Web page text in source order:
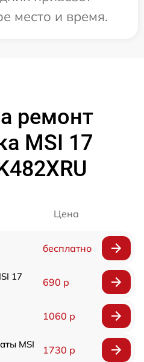
место и время.
ремонт
MSI 17
Цена
бесплатно
17
690 р
1060 р
MSI
1730 р